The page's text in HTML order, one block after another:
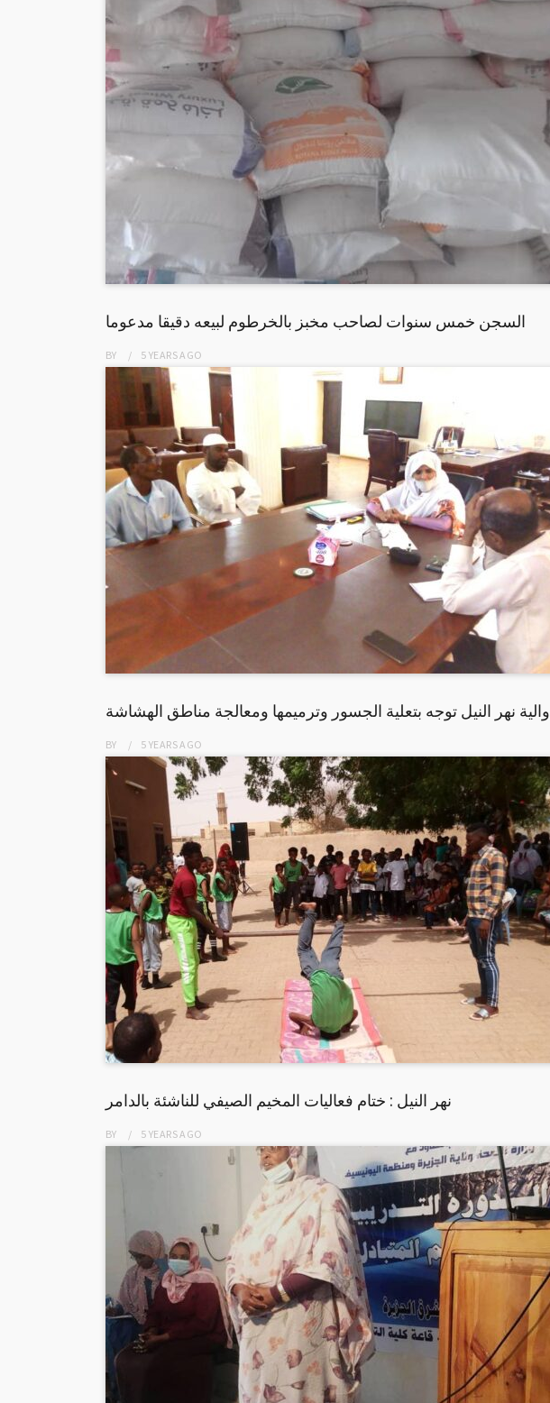
السجن خمس سنوات لصاحب مخبز بالخرطوم لبيعه دقيقا مدعوما
BY 5 YEARSAGO
والية نهر النيل توجه بتعلية الجسور وترميمها ومعالجة مناطق الهشاشة
BY 5 YEARSAGO
نهر النيل : ختام فعاليات المخيم الصيفي للناشئة بالدامر
BY 5 YEARSAGO